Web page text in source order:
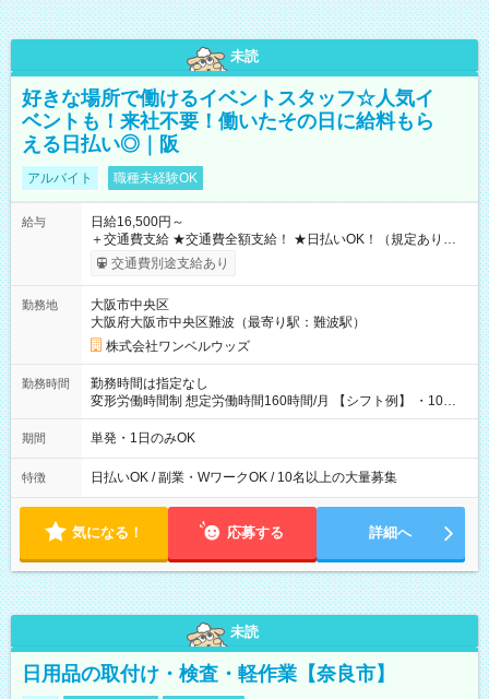
未読
好きな場所で働けるイベントスタッフ☆人気イ
ベントも！来社不要！働いたその日に給料もら
える日払い◎｜阪
アルバイト 職種未経験OK
給与
日給16,500円～
＋交通費支給 ★交通費全額支給！ ★日払いOK！（規定あり） ┗
働いたその日に現金GET♪ お仕事後はコンビニATMから 日払
交通費別途支給あり
勤務地
大阪市中央区
大阪府大阪市中央区難波（最寄り駅：難波駅）
株式会社ワンベルウッズ
勤務時間
勤務時間は指定なし
変形労働時間制 想定労働時間160時間/月 【シフト例】 ・10：
00～20：00
期間 単発・1日のみOK
特徴 日払いOK / 副業・WワークOK / 10名以上の大量募集
気になる！ 応募する 詳細へ
未読
日用品の取付け・検査・軽作業【奈良市】